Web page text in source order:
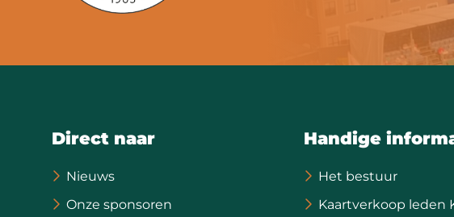
Direct naar
Nieuws
Onze sponsoren
Handige
Het bestuur
Kaartverkoop leden